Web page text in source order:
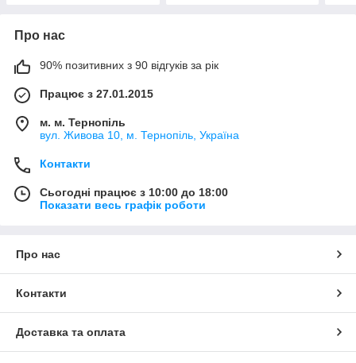
Про нас
90% позитивних з 90 відгуків за рік
Працює з 27.01.2015
м. м. Тернопіль
вул. Живова 10, м. Тернопіль, Україна
Контакти
Сьогодні працює з 10:00 до 18:00
Показати весь графік роботи
Про нас
Контакти
Доставка та оплата